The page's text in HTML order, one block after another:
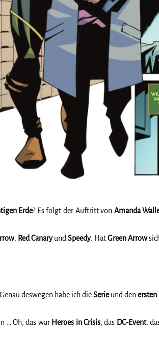
Erde? Es folgt der Auftritt von Amanda
, RedCanaryund Speedy. HatGreenArrow
deswegen habe ich dieSerieund den ersten
… Oh, das war Heroes in Crisis, das DC-Event,